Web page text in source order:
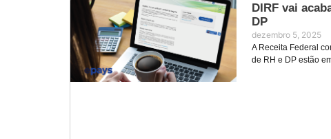
DIRF vai
DP
dezembro 5, 2025
A Receita Federal
de RH e DP estão